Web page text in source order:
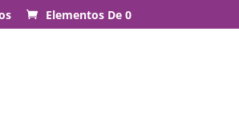
Elementos De 0